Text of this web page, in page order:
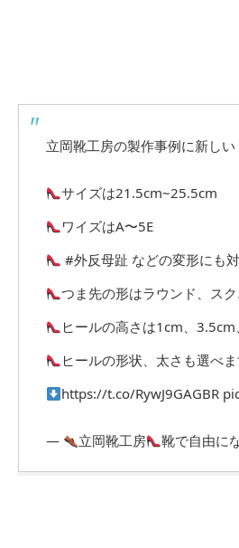
立岡靴工房の製作事例に新しい
サイズは21.5cm~25.5cm
ワイズはA〜5E
#外反母趾 などの変形にも
つま先の形はラウンド、ス
ヒールの高さは1cm、
ヒールの形状、太さも選べま
https://t.co/RywJ9GAGBR
— 立岡靴工房 靴で自由に